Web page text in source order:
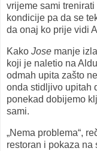
vrijeme sami
kondicije pa da se
da onaj ko prije vidi
Kako Jose manje
koji je naletio na
odmah upita zašto
onda stidljivo upitah
ponekad dobijemo
sami.
„Nema problema“,
restoran i pokaza na